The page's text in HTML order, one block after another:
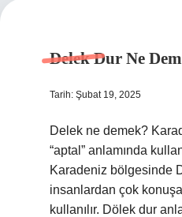
Delek Dur Ne
Tarih: Şubat 19, 2025
Delek ne demek?
“aptal” anlamında
Karadeniz bölgesinde
insanlardan çok
kullanılır. Dölek dur